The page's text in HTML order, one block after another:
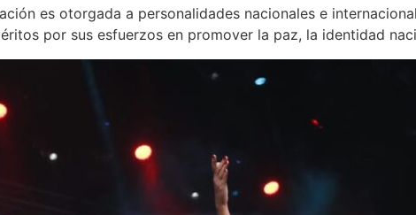
es otorgada a personalidades nacionales e
por sus esfuerzos en promover la paz, la identidad